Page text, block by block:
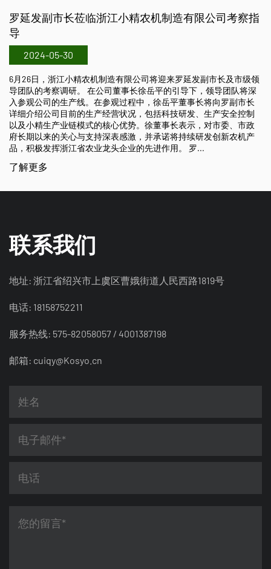
浙江小精农机制造有限公司考察指
机制造有限公司将迎来罗延发副市长及市级领
公司董事长徐岳平的引导下，领导团队将深
在参观过程中，徐岳平董事长将向罗副市长
产经营状况，包括科技研发、生产安全控制
的核心优势。徐董事长表示，对市委、市政
持深表感激，并承诺将持续研发创新农机产
业龙头企业的先进作用。 罗...
2018中国国际农
江小精农机制造有
司展位在A2区，展
插秧机、2ZX-630手
2ZG-825乘坐式高速
肥机、直播机及搬
了解更多
联系我们
地址: 浙江省绍兴市上虞区曹娥街道人民西路1819号
电话: 18158752211
服务热线: 575-82058057 / 4001387198
邮箱: cuiqy@Kosyo.cn